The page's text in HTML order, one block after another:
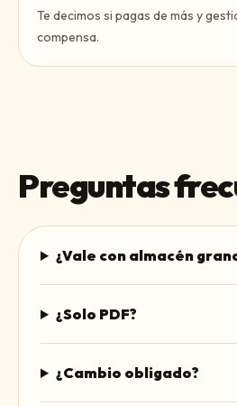
Te decimos si pagas de más y
compensa.
Preguntas
¿Vale con almacén
¿Solo PDF?
¿Cambio obligado?